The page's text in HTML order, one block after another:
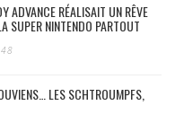
ADVANCE RÉALISAIT UN RÊVE
SUPER NINTENDO PARTOUT
LES SCHTROUMPFS,